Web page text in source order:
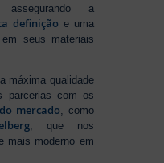
a
definição e uma
em seus materiais
máxima qualidade
parcerias com os
mercado , como
, que nos
mais moderno em